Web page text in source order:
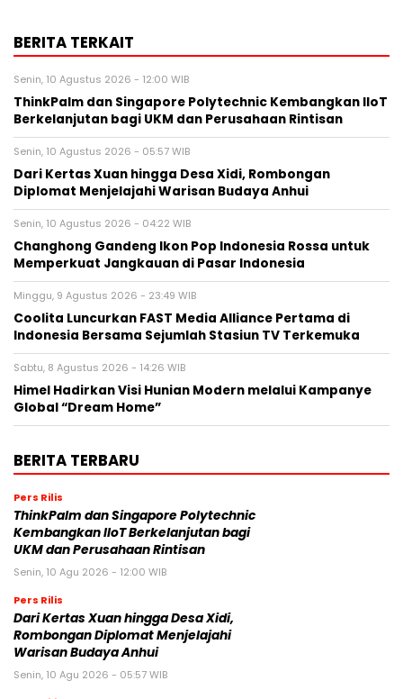
BERITA TERKAIT
Senin, 10 Agustus 2026 - 12:00 WIB
ThinkPalm dan Singapore Polytechnic Kembangkan IIoT
Berkelanjutan bagi UKM dan Perusahaan Rintisan
Senin, 10 Agustus 2026 - 05:57 WIB
Dari Kertas Xuan hingga Desa Xidi, Rombongan
Diplomat Menjelajahi Warisan Budaya Anhui
Senin, 10 Agustus 2026 - 04:22 WIB
Changhong Gandeng Ikon Pop Indonesia Rossa untuk
Memperkuat Jangkauan di Pasar Indonesia
Minggu, 9 Agustus 2026 - 23:49 WIB
Coolita Luncurkan FAST Media Alliance Pertama di
Indonesia Bersama Sejumlah Stasiun TV Terkemuka
Sabtu, 8 Agustus 2026 - 14:26 WIB
Himel Hadirkan Visi Hunian Modern melalui Kampanye
Global “Dream Home”
BERITA TERBARU
Pers Rilis
ThinkPalm dan Singapore Polytechnic
Kembangkan IIoT Berkelanjutan bagi
UKM dan Perusahaan Rintisan
Senin, 10 Agu 2026 - 12:00 WIB
Pers Rilis
Dari Kertas Xuan hingga Desa Xidi,
Rombongan Diplomat Menjelajahi
Warisan Budaya Anhui
Senin, 10 Agu 2026 - 05:57 WIB